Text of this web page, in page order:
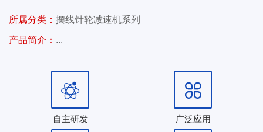
所属分类： 摆线针轮减速机系列
产品简介： ...
自主研发 广泛应用